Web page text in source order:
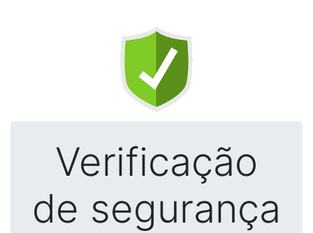
Verificação
de segurança